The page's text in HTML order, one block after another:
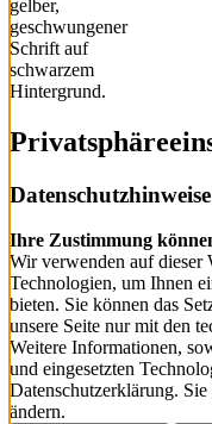
Datenschutzhinweise
Ihre Zustimmung
Wir verwenden auf dieser
Technologien, um Ihnen
bieten. Sie können das
unsere Seite nur mit den
Weitere Informationen,
und eingesetzten
Datenschutzerklärung.
ändern.